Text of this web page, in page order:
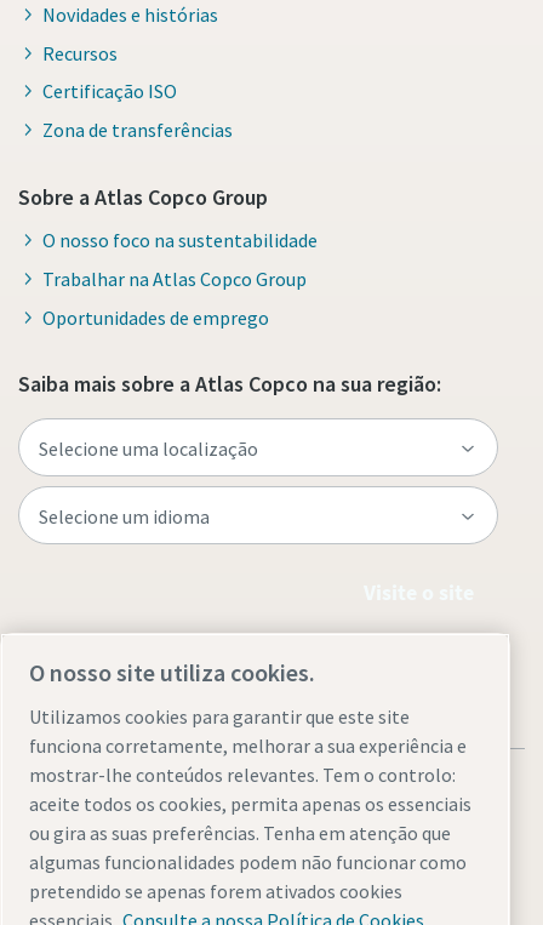
Novidades e histórias
Recursos
Certificação ISO
Zona de transferências
Sobre a Atlas Copco Group
O nosso foco na sustentabilidade
Trabalhar na Atlas Copco Group
Oportunidades de emprego
Saiba mais sobre a Atlas Copco na sua região:
Avisos legais e de privacidadeGerir cookiesAcessibilidade
Mapa do site
O nosso site utiliza cookies.
Utilizamos cookies para garantir que este site
funciona corretamente, melhorar a sua experiência e
mostrar-lhe conteúdos relevantes. Tem o controlo:
aceite todos os cookies, permita apenas os essenciais
ou gira as suas preferências. Tenha em atenção que
algumas funcionalidades podem não funcionar como
pretendido se apenas forem ativados cookies